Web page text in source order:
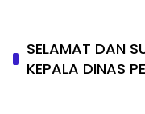
SELAMAT DAN
KEPALA DINAS